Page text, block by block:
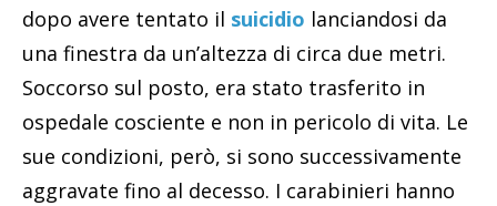
dopo avere tentato il suicidio lanciandosi da
una finestra da un’altezza di circa due metri.
Soccorso sul posto, era stato trasferito in
ospedale cosciente e non in pericolo di vita. Le
sue condizioni, però, si sono successivamente
aggravate fino al decesso. I carabinieri hanno